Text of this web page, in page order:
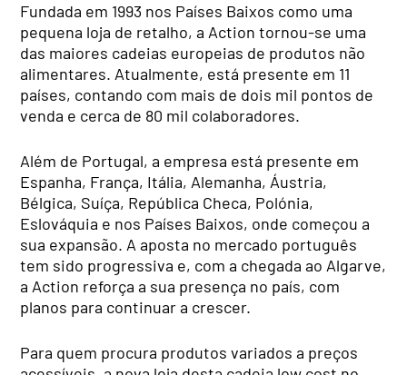
Fundada em 1993 nos Países Baixos como uma
pequena loja de retalho, a Action tornou-se uma
das maiores cadeias europeias de produtos não
alimentares. Atualmente, está presente em 11
países, contando com mais de dois mil pontos de
venda e cerca de 80 mil colaboradores.
Além de Portugal, a empresa está presente em
Espanha, França, Itália, Alemanha, Áustria,
Bélgica, Suíça, República Checa, Polónia,
Eslováquia e nos Países Baixos, onde começou a
sua expansão. A aposta no mercado português
tem sido progressiva e, com a chegada ao Algarve,
a Action reforça a sua presença no país, com
planos para continuar a crescer.
Para quem procura produtos variados a preços